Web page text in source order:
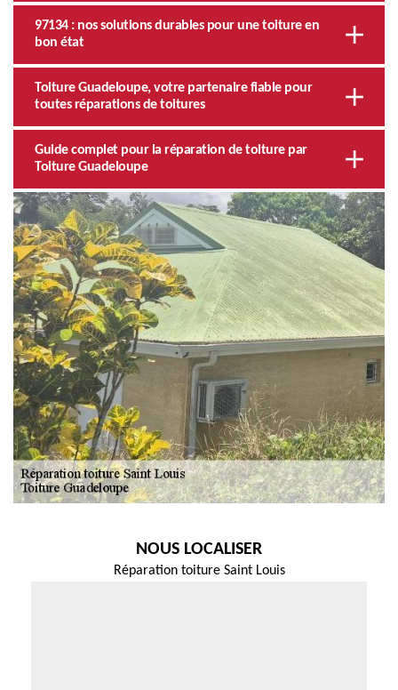
97134 : nos solutions durables pour une toiture en
bon état
Toiture Guadeloupe, votre partenaire fiable pour
toutes réparations de toitures
Guide complet pour la réparation de toiture par
Toiture Guadeloupe
NOUS LOCALISER
Réparation toiture Saint Louis